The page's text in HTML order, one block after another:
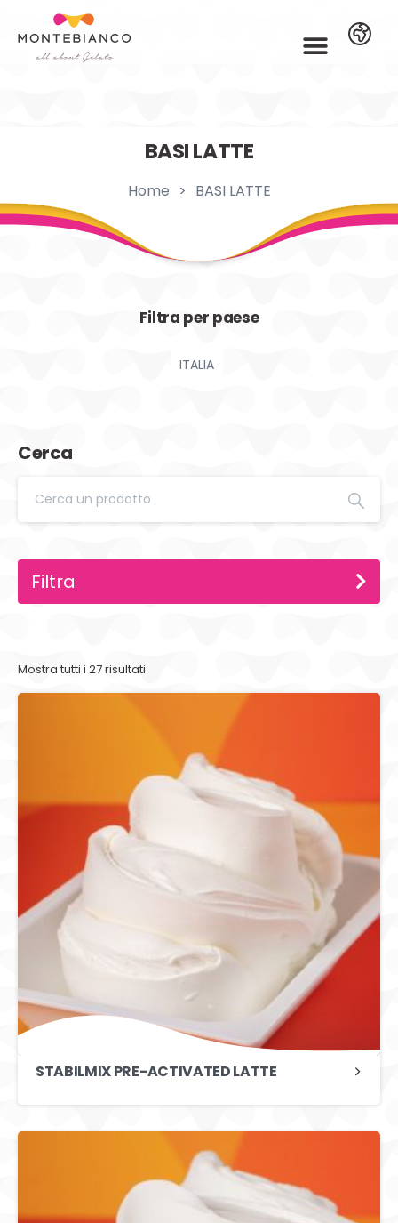
BASI LATTE
Home > BASI LATTE
Filtra per paese
ITALIA
Cerca
Filtra
Mostra tutti i 27 risultati
STABILMIX PRE-ACTIVATED LATTE